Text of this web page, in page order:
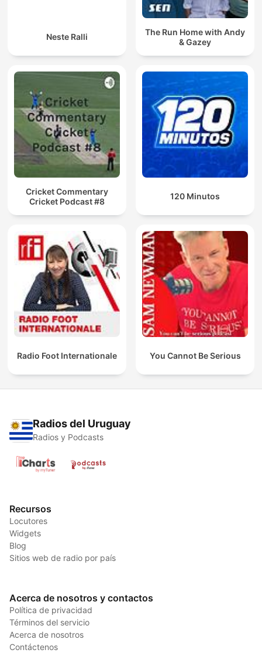
Neste Ralli
The Run Home with Andy
& Gazey
Cricket Commentary
Cricket Podcast #8
120 Minutos
Radio Foot Internationale You Cannot Be Serious
Radios del Uruguay
Radios y Podcasts
Recursos
Locutores
Widgets
Blog
Sitios web de radio por país
Acerca de nosotros y contactos
Política de privacidad
Términos del servicio
Acerca de nosotros
Contáctenos